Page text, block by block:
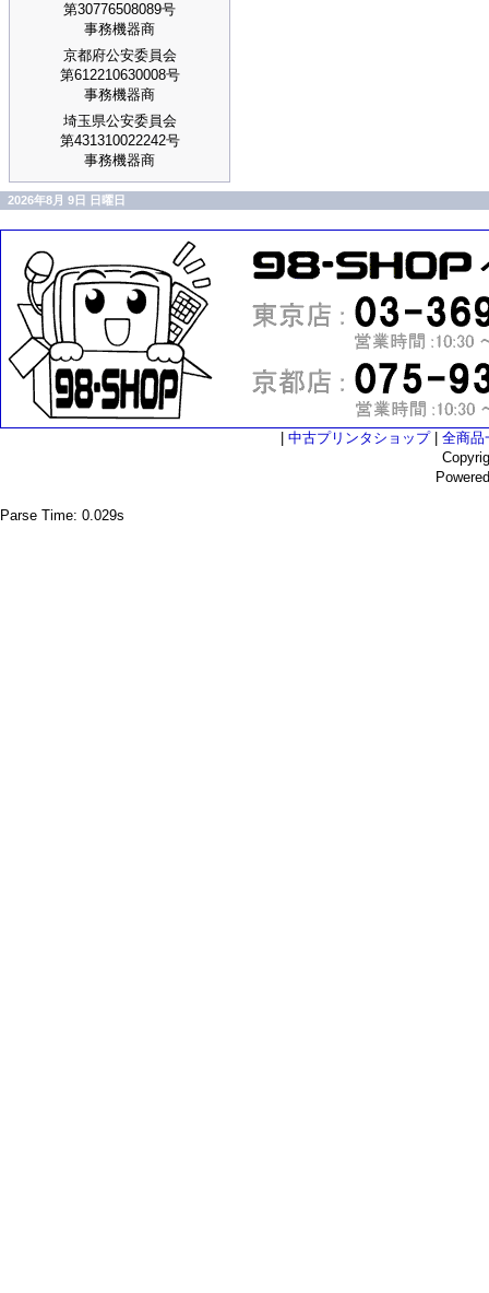
第30776508089号
事務機器商
京都府公安委員会
第612210630008号
事務機器商
埼玉県公安委員会
第431310022242号
事務機器商
2026年8月 9日 日曜日
中古プリンタショップ| 全商品
Parse Time: 0.029s